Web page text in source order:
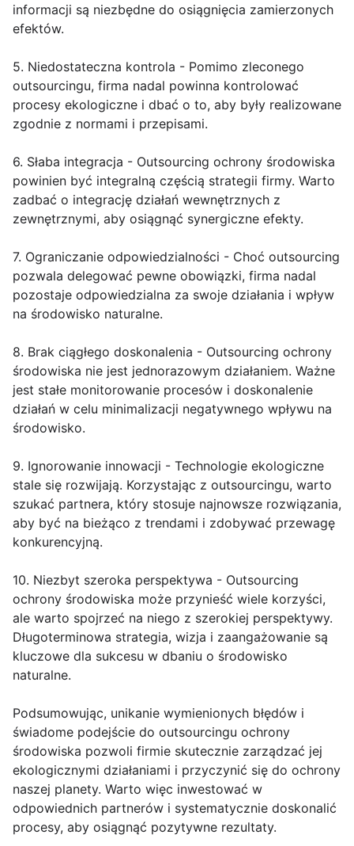
informacji są niezbędne do osiągnięcia zamierzonych
efektów.
5. Niedostateczna kontrola - Pomimo zleconego
outsourcingu, firma nadal powinna kontrolować
procesy ekologiczne i dbać o to, aby były realizowane
zgodnie z normami i przepisami.
6. Słaba integracja - Outsourcing ochrony środowiska
powinien być integralną częścią strategii firmy. Warto
zadbać o integrację działań wewnętrznych z
zewnętrznymi, aby osiągnąć synergiczne efekty.
7. Ograniczanie odpowiedzialności - Choć outsourcing
pozwala delegować pewne obowiązki, firma nadal
pozostaje odpowiedzialna za swoje działania i wpływ
na środowisko naturalne.
8. Brak ciągłego doskonalenia - Outsourcing ochrony
środowiska nie jest jednorazowym działaniem. Ważne
jest stałe monitorowanie procesów i doskonalenie
działań w celu minimalizacji negatywnego wpływu na
środowisko.
9. Ignorowanie innowacji - Technologie ekologiczne
stale się rozwijają. Korzystając z outsourcingu, warto
szukać partnera, który stosuje najnowsze rozwiązania,
aby być na bieżąco z trendami i zdobywać przewagę
konkurencyjną.
10. Niezbyt szeroka perspektywa - Outsourcing
ochrony środowiska może przynieść wiele korzyści,
ale warto spojrzeć na niego z szerokiej perspektywy.
Długoterminowa strategia, wizja i zaangażowanie są
kluczowe dla sukcesu w dbaniu o środowisko
naturalne.
Podsumowując, unikanie wymienionych błędów i
świadome podejście do outsourcingu ochrony
środowiska pozwoli firmie skutecznie zarządzać jej
ekologicznymi działaniami i przyczynić się do ochrony
naszej planety. Warto więc inwestować w
odpowiednich partnerów i systematycznie doskonalić
procesy, aby osiągnąć pozytywne rezultaty.